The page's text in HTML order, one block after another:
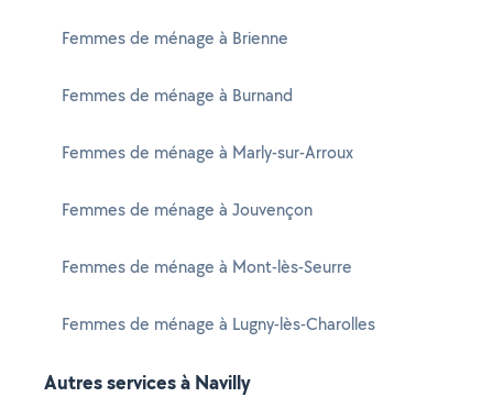
Femmes de ménage à Brienne
Femmes de ménage à Burnand
Femmes de ménage à Marly-sur-Arroux
Femmes de ménage à Jouvençon
Femmes de ménage à Mont-lès-Seurre
Femmes de ménage à Lugny-lès-Charolles
Autres services à Navilly